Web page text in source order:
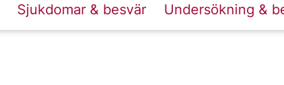
Sjukdomar & besvär Undersökning &